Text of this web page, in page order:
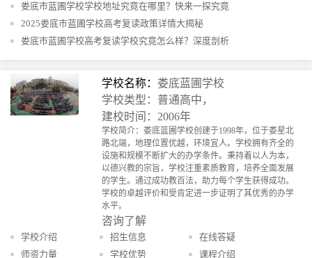
娄底市蓝圃学校学校地址究竟在哪里？快来一探究竟
2025娄底市蓝圃学校高考复读政策详情大揭秘
娄底市蓝圃学校高考复读学校究竟怎么样？深度剖析
学校名称： 娄底蓝圃学校
学校类型：普通高中，
建校时间：2006年
学校简介：娄底蓝圃学校创建于1998年，位于娄星北
路北端，地理位置优越，环境宜人。学校拥有齐全的
设施和规模不断扩大的办学条件。秉持着以人为本，
以德兴教的宗旨，学校注重素质教育，培养全面发展
的学生。通过成功教百法，助力每个学生获得成功。
学校的卓越评价和受肯定进一步证明了其优秀的办学
水平。
咨询了解
学校介绍 招生信息
在线答疑
师资力量
学校优势 课程介绍